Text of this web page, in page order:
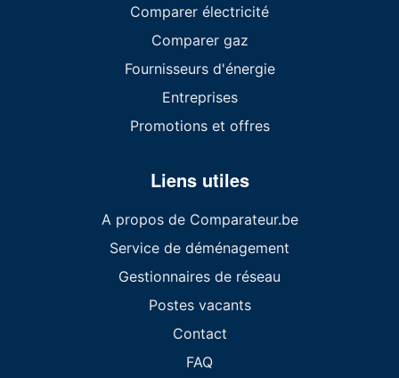
Comparer électricité
Comparer gaz
Fournisseurs d'énergie
Entreprises
Promotions et offres
Liens utiles
A propos de Comparateur.be
Service de déménagement
Gestionnaires de réseau
Postes vacants
Contact
FAQ